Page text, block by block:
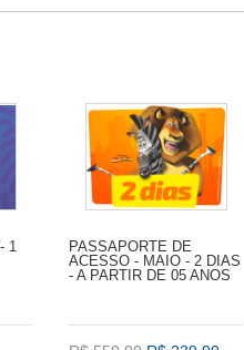
1
PASSAPORTE DE
ACESSO - MAIO - 2 DIAS
- A PARTIR DE 05 ANOS